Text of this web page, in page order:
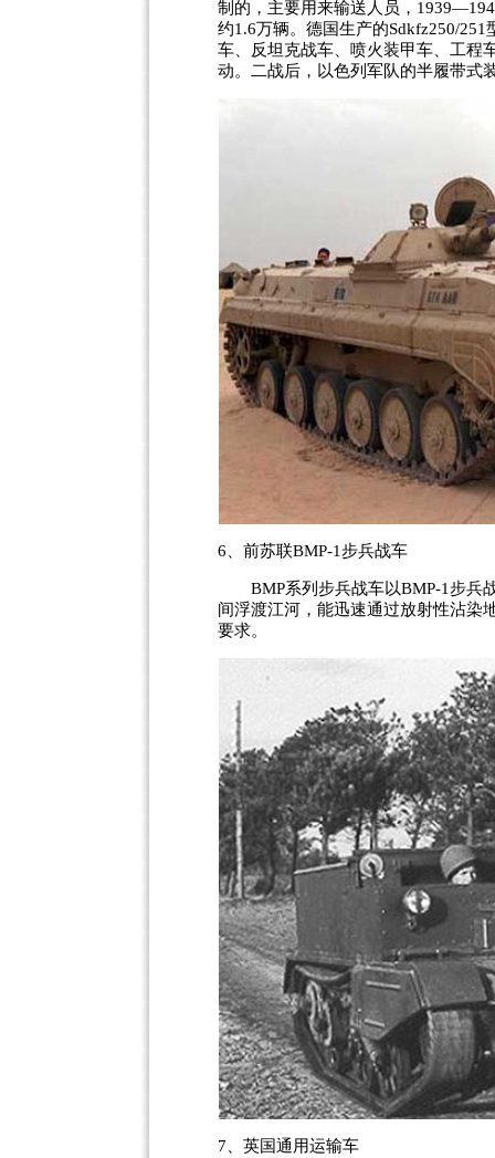
制的，主要用来输送人员，
约1.6万辆。德国生产的Sdkfz250/
车、反坦克战车、喷火装甲车、工程
动。二战后，以色列军队的半履带式
6、前苏联BMP-1步兵战车
BMP系列步兵战车以BMP-1步兵
间浮渡江河，能迅速通过放射性沾染
要求。
7、英国通用运输车